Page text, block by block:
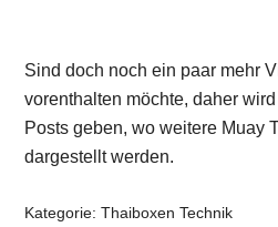
Sind doch noch ein paar mehr
vorenthalten möchte, daher
Posts geben, wo weitere Muay
dargestellt werden.
Kategorie:Thaiboxen Technik